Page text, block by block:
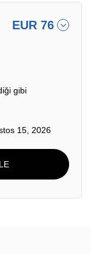
EUR 76
gibi
15, 2026